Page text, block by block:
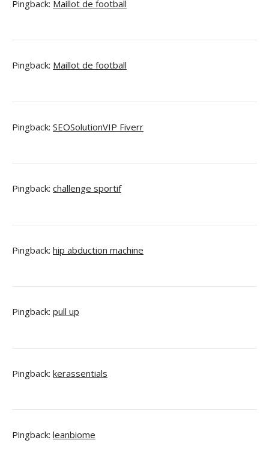
Pingback: Maillot de football
Pingback: Maillot de football
Pingback: SEOSolutionVIP Fiverr
Pingback: challenge sportif
Pingback: hip abduction machine
Pingback: pull up
Pingback: kerassentials
Pingback: leanbiome